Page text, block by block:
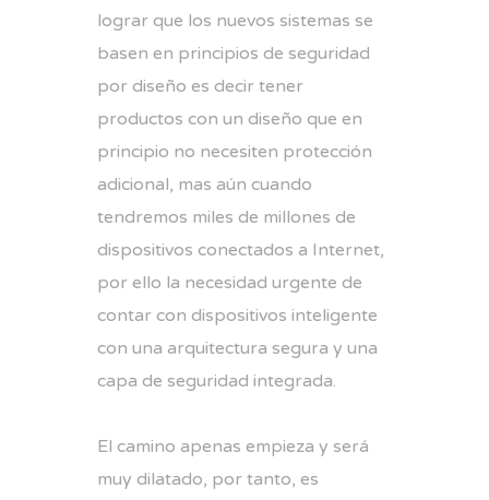
lograr que los nuevos sistemas se
basen en principios de seguridad
por diseño es decir tener
productos con un diseño que en
principio no necesiten protección
adicional, mas aún cuando
tendremos miles de millones de
dispositivos conectados a Internet,
por ello la necesidad urgente de
contar con dispositivos inteligente
con una arquitectura segura y una
capa de seguridad integrada.
El camino apenas empieza y será
muy dilatado, por tanto, es